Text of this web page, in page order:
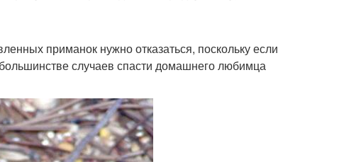
приманок нужно отказаться, поскольку если
случаев спасти домашнего любимца